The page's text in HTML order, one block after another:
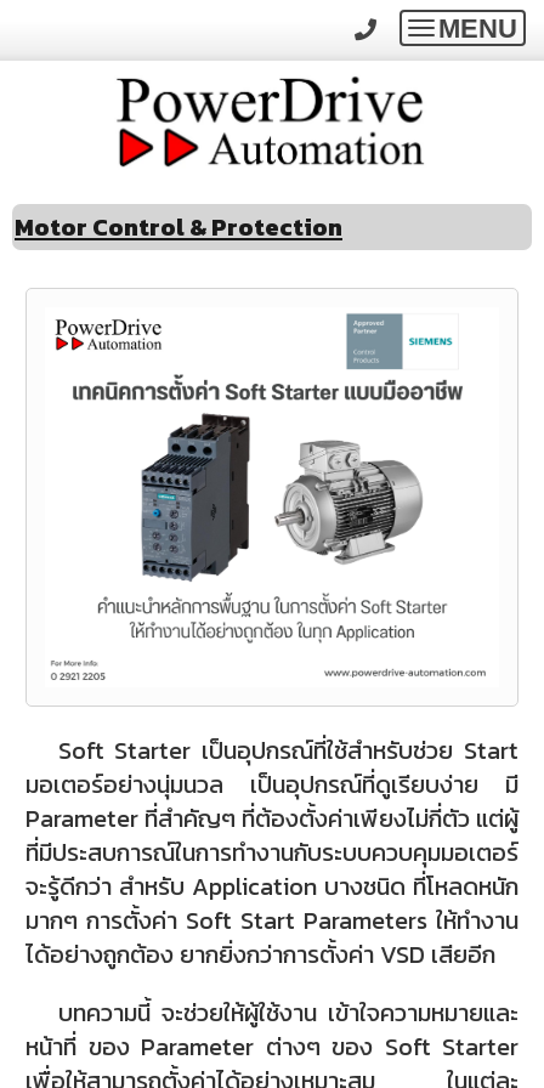
Toggle
MENU
Motor Control & Protection
Soft Starter เป็นอุปกรณ์ที่ใช้สำหรับช่วย Start
มอเตอร์อย่างนุ่มนวล เป็นอุปกรณ์ที่ดูเรียบง่าย มี
Parameter ที่สำคัญๆ ที่ต้องตั้งค่าเพียงไม่กี่ตัว แต่ผู้
ที่มีประสบการณ์ในการทำงานกับระบบควบคุมมอเตอร์
จะรู้ดีกว่า สำหรับ Application บางชนิด ที่โหลดหนัก
มากๆ การตั้งค่า Soft Start Parameters ให้ทำงาน
ได้อย่างถูกต้อง ยากยิ่งกว่าการตั้งค่า VSD เสียอีก
บทความนี้ จะช่วยให้ผู้ใช้งาน เข้าใจความหมายและ
หน้าที่ ของ Parameter ต่างๆ ของ Soft Starter